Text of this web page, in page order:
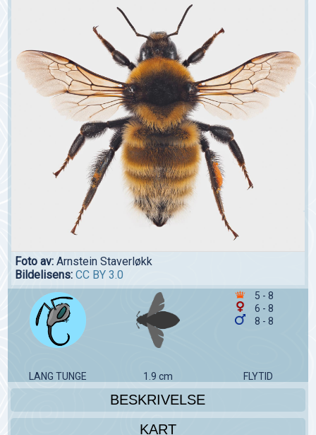
Foto av: Arnstein Staverløkk
Bildelisens: CC BY 3.0
5 - 8
6 - 8
8 - 8
LANG TUNGE 1.9 cm FLYTID
BESKRIVELSE
KART